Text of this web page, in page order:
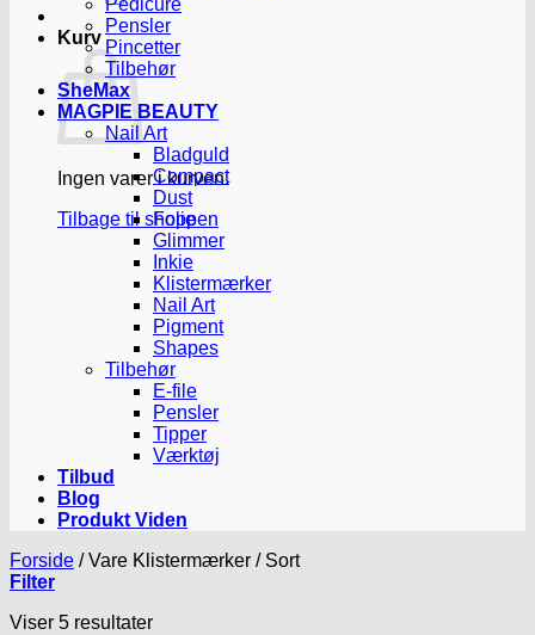
Kurv
Ingen varer i kurven.
Tilbage til shoppen
Pedicure
Pensler
Pincetter
Tilbehør
SheMax
MAGPIE BEAUTY
Nail Art
Bladguld
Compact
Dust
Folie
Glimmer
Inkie
Klistermærker
Nail Art
Pigment
Shapes
Tilbehør
E-file
Pensler
Tipper
Værktøj
Tilbud
Blog
Produkt Viden
Forside /Vare Klistermærker /Sort
Filter
Viser 5 resultater